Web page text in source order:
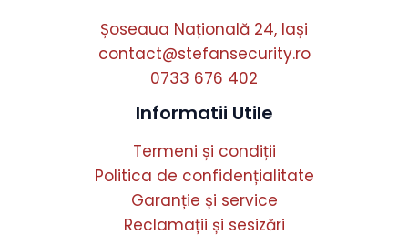
Șoseaua Națională 24, Iași
contact@stefansecurity.ro
0733 676 402
Informatii Utile
Termeni și condiții
Politica de confidențialitate
Garanție și service
Reclamații și sesizări